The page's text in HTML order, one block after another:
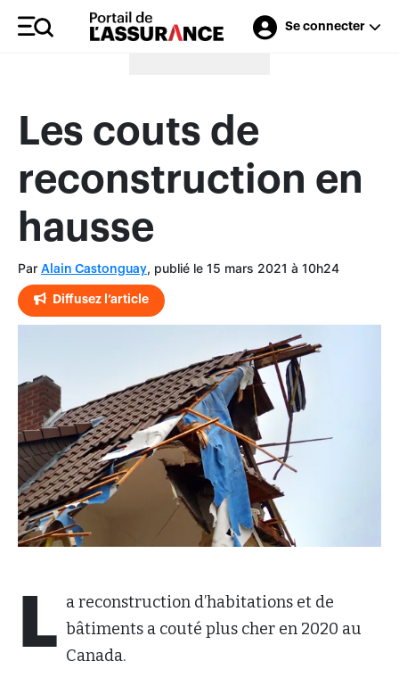
Se connecter
Merci à nos annonceurs
Les couts de
reconstruction en
hausse
Par Alain Castonguay, publié le 15 mars 2021 à 10h24
Diffusez l’article
L a reconstruction d’habitations et de
bâtiments a couté plus cher en 2020 au
Canada.